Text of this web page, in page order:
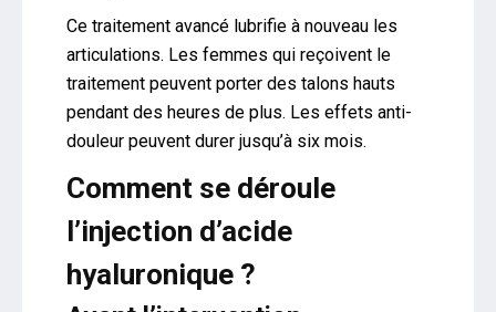
Ce traitement avancé lubrifie à nouveau les
articulations. Les femmes qui reçoivent le
traitement peuvent porter des talons hauts
pendant des heures de plus. Les effets anti-
douleur peuvent durer jusqu’à six mois.
Comment se déroule
l’injection d’acide
hyaluronique ?